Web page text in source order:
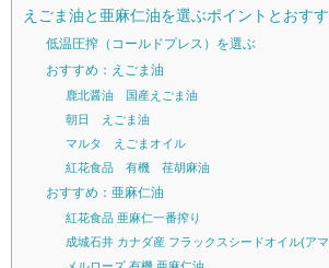
えごま油と亜麻仁油を選ぶポイントとおす
低温圧搾（コールドプレス）を選ぶ
おすすめ：えごま油
鹿北醤油 国産えごま油
朝日 えごま油
マルタ えごまオイル
紅花食品 有機 荏胡麻油
おすすめ：亜麻仁油
紅花食品 亜麻仁一番搾り
成城石井 カナダ産 フラックスシードオイル(ア
メルローズ 有機 亜麻仁油